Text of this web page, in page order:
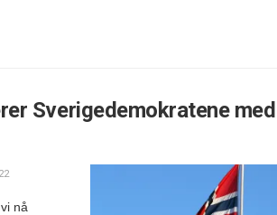
Sverigedemokratene
nå